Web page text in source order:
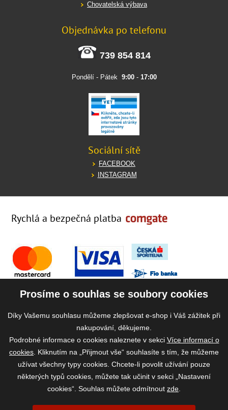
Chovatelská výbava
Objednávka po telefonu
739 854 814
Pondělí - Pátek 9:00- 17:00
Sociální sítě
FACEBOOK
INSTAGRAM
Rychlá a bezpečná platba
2026 ©www.vase-krmivo.cz- Tomáš Kroupa e-shop, Kanice 307, 664 01
Prosíme o souhlas se soubory cookies
Díky Vašemu souhlasu můžeme zlepšovat e-shop i Váš zážitek při
nakupování, děkujeme.
Podrobné informace o cookies naleznete v sekci Více informací o
cookies . Kliknutím na „Přijmout vše“ souhlasíte s tím, že můžeme
užívat všechny typy cookies. Chcete-li povolit užívání pouze
některých typů cookies, můžete tak učinit v sekci „Nastavení
cookies“. Souhlas můžete odmítnout zde